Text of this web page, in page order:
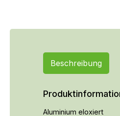
Beschreibung
Aluminium eloxiert